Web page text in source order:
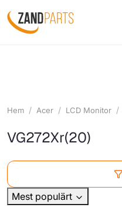
Hem Acer LCD Monitor
VG272Xr(20)
Mest populärt